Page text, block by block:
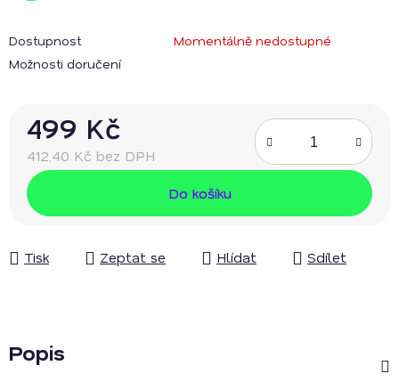
Dostupnost
Momentálně nedostupné
Možnosti doručení
499 Kč
412,40 Kč bez DPH
Měrná cena:
Do košíku
Tisk Zeptat se Hlídat Sdílet
Popis